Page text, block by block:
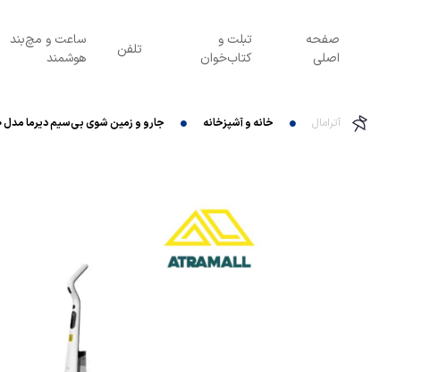
صفحه
اصلی
تبلت و
کتاب‌خوان
تلفن
ساعت و مچ‌بند
هوشمند
آترامال خانه و آشپزخانه جارو و زمین شوی بی‌سیم دیرما مدل DEM-P20